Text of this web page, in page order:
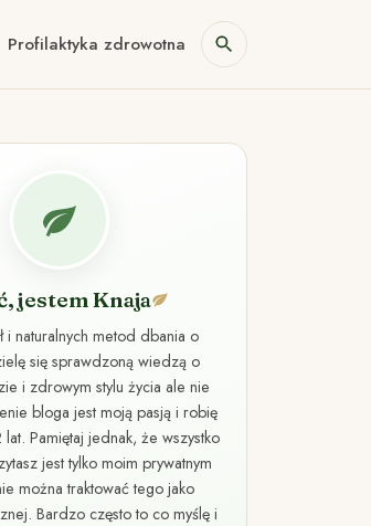
Profilaktyka zdrowotna
jestem Knaja
i naturalnych metod dbania o
się sprawdzoną wiedzą o
i zdrowym stylu życia ale nie
bloga jest moją pasją i robię
Pamiętaj jednak, że wszystko
jest tylko moim prywatnym
można traktować tego jako
Bardzo często to co myślę i